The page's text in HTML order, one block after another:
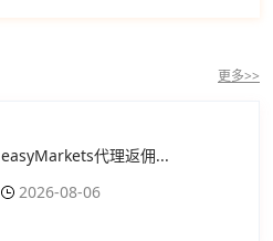
更多>>
easyMarkets代理返佣...
2026-08-06